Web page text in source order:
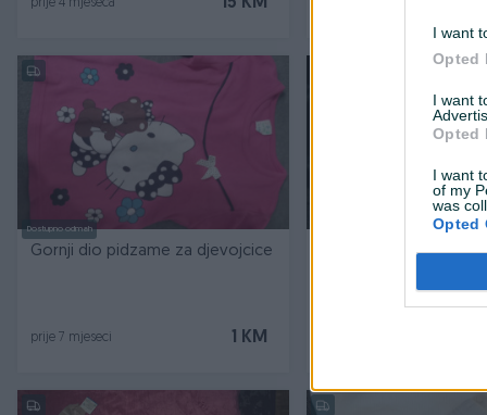
I want
Opted
I want
Opted
I want
of my
was
Opted
prije 4 mjeseca
Dostupno odmah
Gornji dio pidzame za djevojcice
1 KM
prije 7 mjeseci
Djecija pidzama br-104